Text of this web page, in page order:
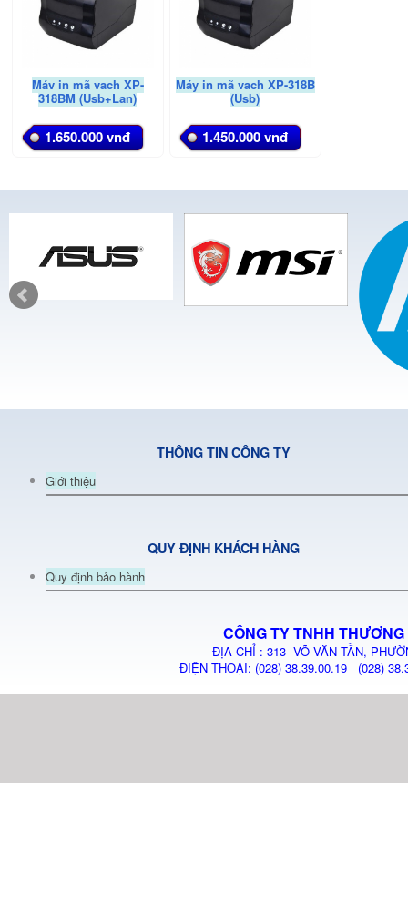
Máy in mã vạch XP-
318BM (Usb+Lan)
1.650.000 vnđ
Máy in mã vạch XP-318B
(Usb)
1.450.000 vnđ
THÔNG TIN CÔNG TY
Giới thiệu
QUY ĐỊNH KHÁCH HÀNG
Quy định bảo hành
CÔNG TY TNHH
ĐỊA CHỈ : 313 VÕ VĂN TẦN,
ĐIỆN THOẠI: (028) 38.39.00.19 (028)